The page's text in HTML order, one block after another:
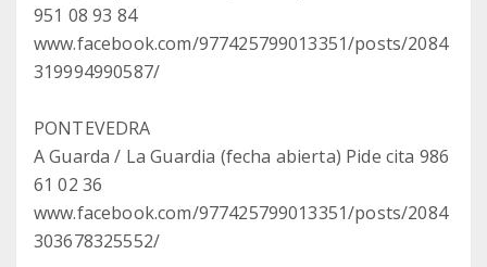
951 08 93 84
www.facebook.com/977425799013351/posts/2084
319994990587/
PONTEVEDRA
A Guarda / La Guardia (fecha abierta) Pide cita 986
61 02 36
www.facebook.com/977425799013351/posts/2084
303678325552/